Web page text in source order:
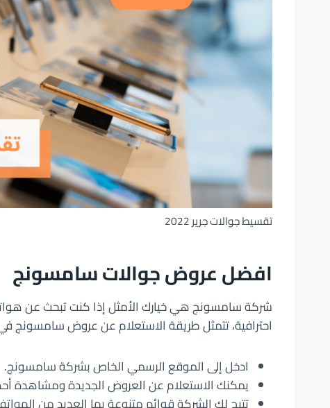
تقسيط جوالات جرير 2022
افضل عروض جوالات سامسونج
شركة سامسونج هي خيارك الأمثل إذا كنت تبحث عن
احترافية، تتمثل طريقة الاستعلام عن عروض سامسونج في
ادخل إلى الموقع الرسمي الخاص بشركة سامسونج.
يمكنك الاستعلام عن العروض الجديدة ومشاهدة